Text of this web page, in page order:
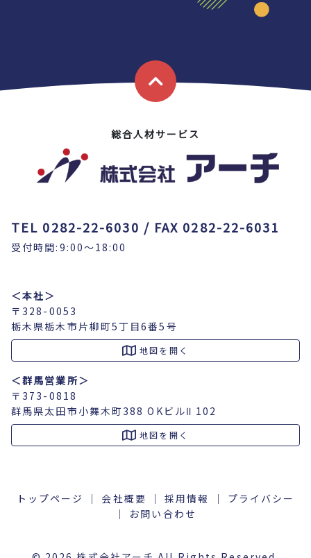
総合人材サービス
TEL 0282-22-6030 / FAX 0282-22-6031
受付時間:9:00～18:00
＜本社＞
〒328-0053
栃木県栃木市片柳町5丁目6番5号
地図を開く
＜群馬営業所＞
〒373-0818
群馬県太田市小舞木町388 OKビルⅡ 102
地図を開く
トップページ 会社概要 採用情報
プライバシー
お問い合わせ